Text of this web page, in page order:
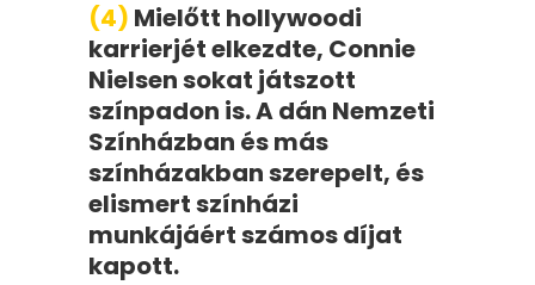
(4) Mielőtt hollywoodi
karrierjét elkezdte, Connie
Nielsen sokat játszott
színpadon is. A dán Nemzeti
Színházban és más
színházakban szerepelt, és
elismert színházi
munkájáért számos díjat
kapott.